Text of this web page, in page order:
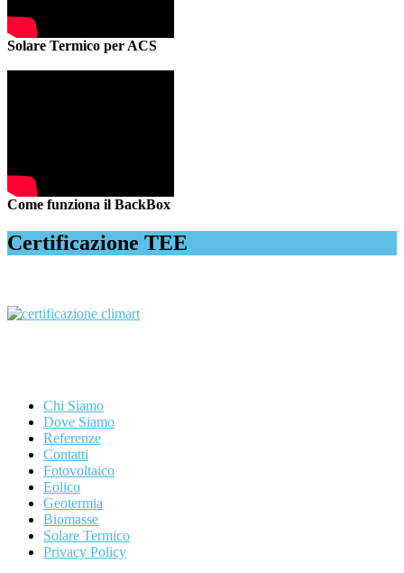
Solare Termico per ACS
Come funziona il BackBox
Certificazione TEE
Chi Siamo
Dove Siamo
Referenze
Contatti
Fotovoltaico
Eolico
Geotermia
Biomasse
Solare Termico
Privacy Policy